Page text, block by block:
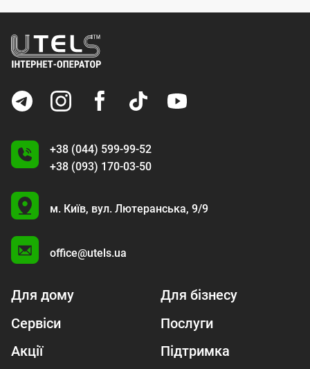
+38 (044) 599-99-52
+38 (093) 170-03-50
U
м. Київ, вул. Лютеранська, 9/9
office@utels.ua
Для дому
Для бізнесу
Сервіси
Послуги
Акції
Підтримка